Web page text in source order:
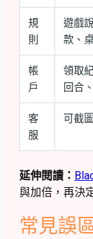
規
則
遊戲
款、
帳
戶
領取
回合
客
服
可截
延伸閱讀：
與加倍，再決
常見誤